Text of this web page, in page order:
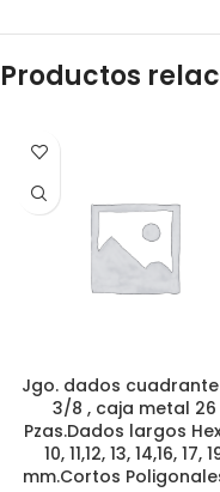
Productos
Jgo. dados
3/8 , caja metal 26
Pzas.Dados largos
10, 11,12, 13, 14,16, 17,
mm.Cortos